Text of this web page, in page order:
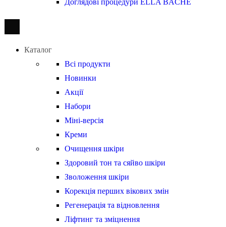
Доглядові процедури ELLA BACHÉ
Каталог
Всі продукти
Новинки
Акції
Набори
Міні-версія
Креми
Очищення шкіри
Здоровий тон та сяйво шкіри
Зволоження шкіри
Корекція перших вікових змін
Регенерація та відновлення
Ліфтинг та зміцнення